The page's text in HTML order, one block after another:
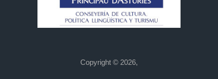
Copyright © 2026,